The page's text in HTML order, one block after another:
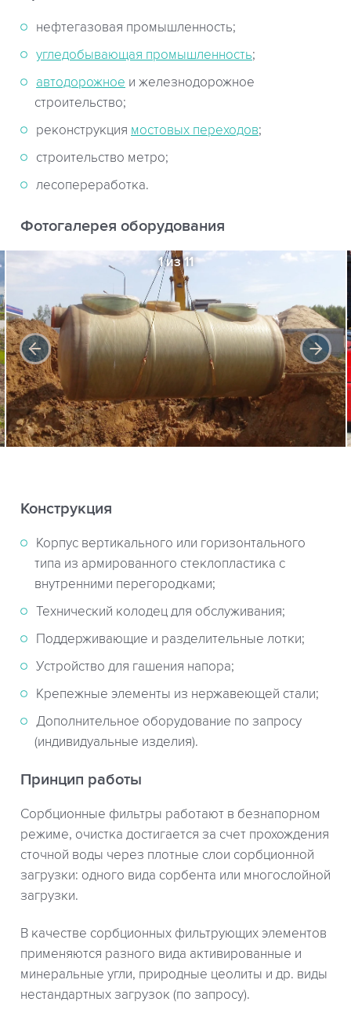
нефтегазовая промышленность;
угледобывающая промышленность;
автодорожное и железнодорожное
строительство;
реконструкция мостовых переходов;
строительство метро;
лесопереработка.
Фотогалерея оборудования
1 из 11
Конструкция
Корпус вертикального или горизонтального
типа из армированного стеклопластика с
внутренними перегородками;
Технический колодец для обслуживания;
Поддерживающие и разделительные лотки;
Устройство для гашения напора;
Крепежные элементы из нержавеющей стали;
Дополнительное оборудование по запросу
(индивидуальные изделия).
Принцип работы
Сорбционные фильтры работают в безнапорном
режиме, очистка достигается за счет прохождения
сточной воды через плотные слои сорбционной
загрузки: одного вида сорбента или многослойной
загрузки.
В качестве сорбционных фильтрующих элементов
применяются разного вида активированные и
минеральные угли, природные цеолиты и др. виды
нестандартных загрузок (по запросу).